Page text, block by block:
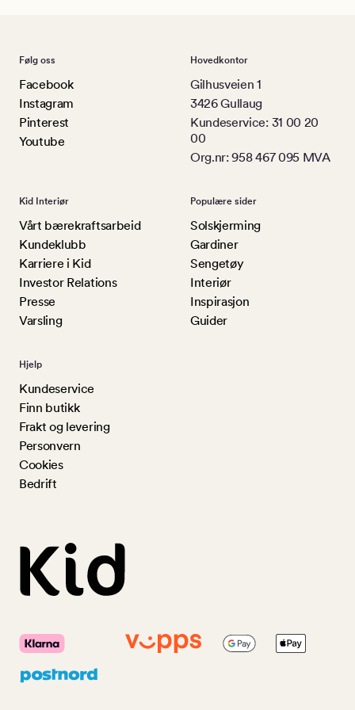
Følg oss
Facebook
Instagram
Pinterest
Youtube
Hovedkontor
Gilhusveien 1
3426 Gullaug
Kundeservice: 31 00 20
00
Org.nr: 958 467 095 MVA
Kid Interiør
Vårt bærekraftsarbeid
Kundeklubb
Karriere i Kid
Investor Relations
Presse
Varsling
Populære sider
Solskjerming
Gardiner
Sengetøy
Interiør
Inspirasjon
Guider
Hjelp
Kundeservice
Finn butikk
Frakt og levering
Personvern
Cookies
Bedrift